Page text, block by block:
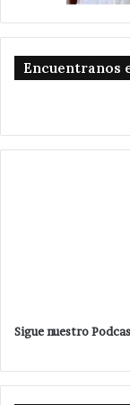
Encuentranos
Sigue nuestro